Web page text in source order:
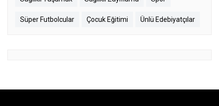
Süper Futbolcular Çocuk Eğitimi Ünlü Edebiyatçılar